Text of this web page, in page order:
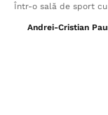
Într-o sală de sport
Andrei-Cristian